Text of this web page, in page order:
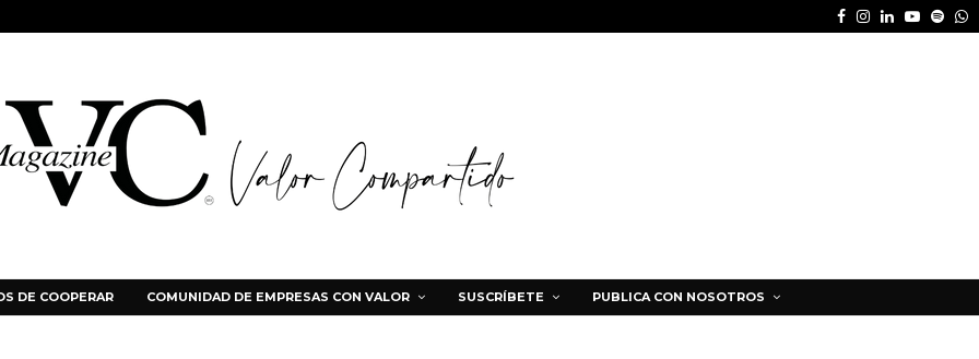
Facebook
Instagram
LinkedinYoutube
DE COOPERAR COMUNIDAD DE EMPRESAS CON VALOR SUSCRÍBETE PUBLICA CON NOSOTROS